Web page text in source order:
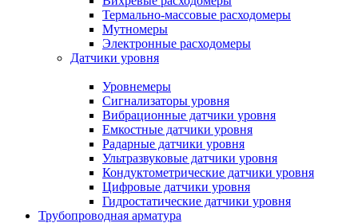
Термально-массовые расходомеры
Мутномеры
Электронные расходомеры
Датчики уровня
Уровнемеры
Сигнализаторы уровня
Вибрационные датчики уровня
Емкостные датчики уровня
Радарные датчики уровня
Ультразвуковые датчики уровня
Кондуктометрические датчики уровня
Цифровые датчики уровня
Гидростатические датчики уровня
Трубопроводная арматура